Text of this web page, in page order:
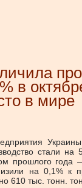
в
в мире
стали
прошлого
на 0,1% к
610 тыс. тонн.